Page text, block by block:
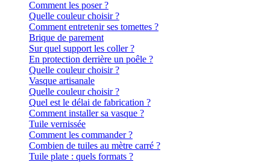
Comment les poser ?
Quelle couleur choisir ?
Comment entretenir ses tomettes ?
Brique de parement
Sur quel support les coller ?
En protection derrière un poêle ?
Quelle couleur choisir ?
Vasque artisanale
Quelle couleur choisir ?
Quel est le délai de fabrication ?
Comment installer sa vasque ?
Tuile vernissée
Comment les commander ?
Combien de tuiles au mètre carré ?
Tuile plate : quels formats ?